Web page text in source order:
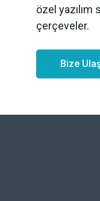
özel
çerçeveler.
Bize